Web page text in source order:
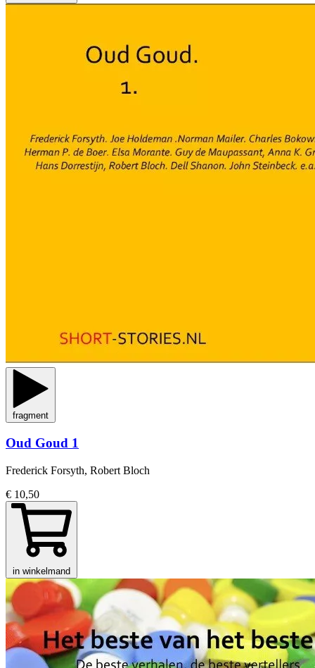
fragment
Oud Goud 1
Frederick Forsyth, Robert Bloch
€ 10,50
in winkelmand